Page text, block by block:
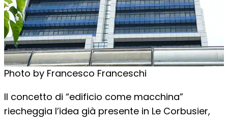
Photo by Francesco Franceschi
Il concetto di “edificio come macchina”
riecheggia l’idea già presente in Le Corbusier,